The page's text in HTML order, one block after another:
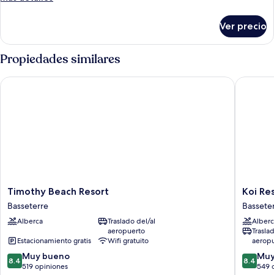
estándar
Ver precio
Propiedades similares
Timothy
Beach
Resort
Basseterre
Timothy Beach Resort
Basseterre
Alberca
Traslado del/al
aeropuerto
Estacionamiento gratis
Wifi gratuito
8.4
de
8.4 Muy bueno
519 opiniones
Timothy Beach Resort
Koi
Resort
Saint
Kitts,
Curio
by
Hilton
Koi
8.4
de
8.4
549
Koi